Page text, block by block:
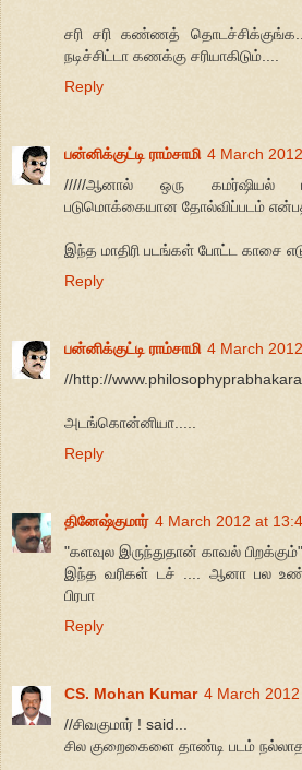
சரி சரி கண்ணத் தொடச்சிக்குங்க...
நடிச்சிட்டா கணக்கு சரியாகிடும்....
Reply
பன்னிக்குட்டி ராம்சாமி 4 March
/////ஆனால் ஒரு கமர்ஷியல்
படுமொக்கையான தோல்விப்படம்
இந்த மாதிரி படங்கள் போட்ட காசை
Reply
பன்னிக்குட்டி ராம்சாமி 4 March
//http://
அடங்கொன்னியா.....
Reply
தினேஷ்குமார் 4 March 2012 at
"களவுல இருந்துதான் காவல் பிறக்கும்"
இந்த வரிகள் டச் .... ஆனா பல
பிரபா
Reply
CS. Mohan Kumar 4 March
//சிவகுமார் ! said...
சில குறைகைளை தாண்டி படம்